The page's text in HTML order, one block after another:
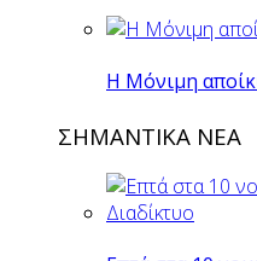
H Mόνιμη
ΣΗΜΑΝΤΙΚΑ ΝΕΑ